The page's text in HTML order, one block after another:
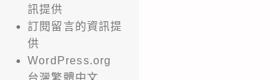
訊提供
訂閱留言的資訊提
供
WordPress.org
台灣繁體中文